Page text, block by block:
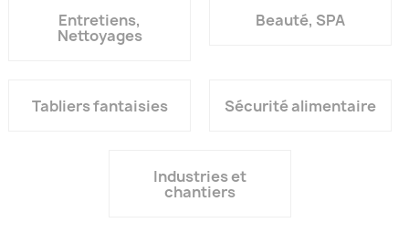
Entretiens,
Nettoyages
Beauté, SPA
Tabliers fantaisies Sécurité alimentaire
Industries et
chantiers